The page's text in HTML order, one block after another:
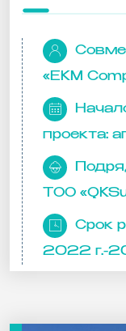
«EKM
проекта:
ТОО
Срок
2022 г.-